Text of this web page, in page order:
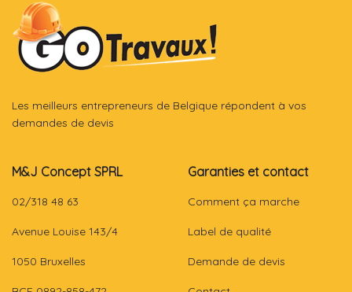
Les meilleurs entrepreneurs de Belgique répondent à vos
demandes de devis
M&J Concept SPRL
02/318 48 63
Avenue Louise 143/4
1050 Bruxelles
Garanties et contact
Comment ça marche
Label de qualité
Demande de devis